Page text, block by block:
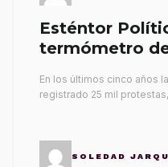
Esténtor
termómetro
En los últimos cinco años
registrado 25 mil
SOLEDAD